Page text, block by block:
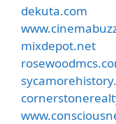
dekuta.com
mixdepot.net